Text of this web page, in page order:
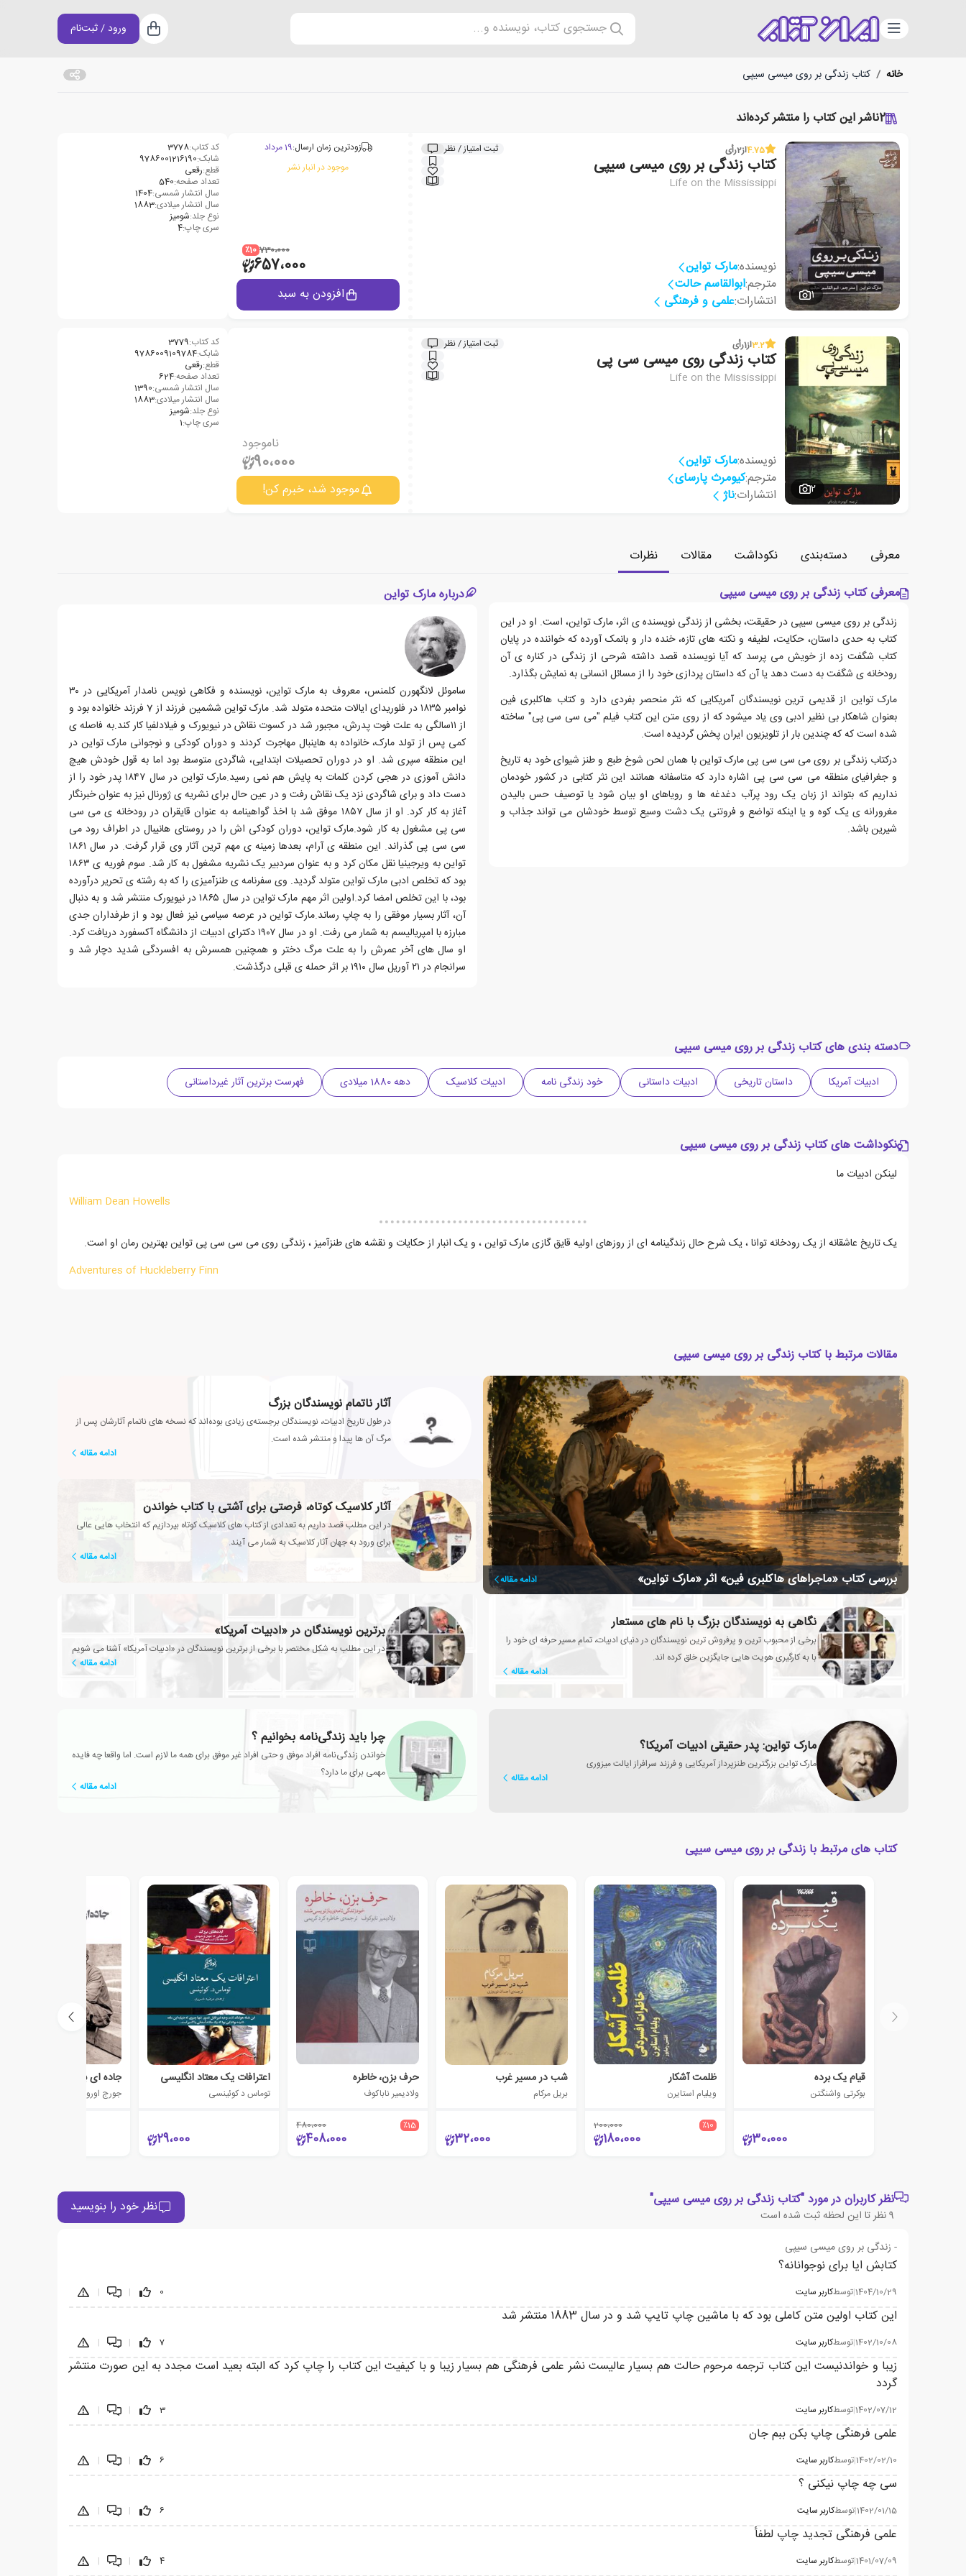
دسته‌بندی جستجوی کتاب، نویسنده و... سبد خرید
ورود / ثبت‌نام
خانه / کتاب زندگی بر روی میسی سیپی
2ناشر این کتاب را منتشر کرده‌اند
1
4.75از2رأی ثبت امتیاز / نظر
کتاب زندگی بر روی میسی سیپی
Life on the Mississippi
نویسنده:مارک تواین
مترجم:ابوالقاسم حالت
انتشارات:علمی و فرهنگی
زودترین زمان ارسال:19 مرداد
موجود در انبار نشر
730،000 ٪10
657،000
افزودن به سبد
کد کتاب:3778
شابک:9786001216190
قطع:رقعی
تعداد صفحه:540
سال انتشار شمسی:1404
سال انتشار میلادی:1883
نوع جلد:شومیز
سری چاپ:4
2
3.2از1رأی ثبت امتیاز / نظر
کتاب زندگی روی میسی سی پی
Life on the Mississippi
نویسنده:مارک تواین
مترجم:کیومرث پارسای
انتشارات:ناژ
ناموجود
90،000
موجود شد، خبرم کن!
کد کتاب:3779
شابک:9786009109784
قطع:رقعی
تعداد صفحه:624
سال انتشار شمسی:1390
سال انتشار میلادی:1883
نوع جلد:شومیز
سری چاپ:1
معرفی دسته‌بندی نکوداشت مقالات
نظرات
معرفی کتاب زندگی بر روی میسی سیپی
زندگی بر روی میسی سیپی در حقیقت، بخشی از زندگی نویسنده ی اثر، مارک تواین، است. او در این
کتاب به حدی داستان، حکایت، لطیفه و نکته های تازه، خنده دار و بانمک آورده که خواننده در پایان
کتاب شگفت زده از خویش می پرسد که آیا نویسنده قصد داشته شرحی از زندگی در کناره ی آن
رودخانه ی شگفت به دست دهد یا آن که داستان پردازی خود را از مسائل انسانی به نمایش بگذارد.
مارک تواین از قدیمی ترین نویسندگان آمریکایی که نثر منحصر بفردی دارد و کتاب هاکلبری فین
بعنوان شاهکار بی نظیر ادبی وی یاد میشود که از روی متن این کتاب فیلم "می سی سی پی" ساخته
شده است که که چندین بار از تلویزیون ایران پخش گردیده است.
درکتاب زندگی بر روی می سی سی پی مارک تواین با همان لحن شوخ طبع و طنز شیوای خود به تاریخ
و جغرافیای منطقه می سی سی پی اشاره دارد که متاسفانه همانند این نثر کتابی در کشور خودمان
نداریم که بتواند از زبان یک رود پرآب دغدغه ها و رویاهای او بیان شود یا توصیف حس بالیدن
مغرورانه ی یک کوه و یا اینکه تواضع و فروتنی یک دشت وسیع توسط خودشان می تواند جذاب و
شیرین باشد.
درباره مارک تواین
ساموئل لانگهورن کلمنس، معروف به مارک تواین، نویسنده و فکاهی نویس نامدار آمریکایی در ۳۰
نوامبر ۱۸۳۵ در فلوریدای ایالات متحده متولد شد. مارک تواین ششمین فرزند از 7 فرزند خانواده بود و
از ۱۱سالگی به علت فوت پدرش، مجبور شد در کسوت نقاش در نیویورک و فیلادلفیا کار کند.به فاصله ی
کمی پس از تولد مارک، خانواده به هاینبال مهاجرت کردند و دوران کودکی و نوجوانی مارک تواین در
این منطقه سپری شد. او در دوران تحصیلات ابتدایی، شاگردی متوسط بود اما به قول خودش هیچ
دانش آموزی در هجی کردن کلمات به پایش هم نمی رسید.مارک تواین در سال ۱۸۴۷ پدر خود را از
دست داد و برای شاگردی نزد یک نقاش رفت و در عین حال برای نشریه ی ژورنال نیز به عنوان خبرنگار
آغاز به کار کرد. او از سال ۱۸۵۷ موفق شد با اخذ گواهینامه به عنوان قایقران در رودخانه ی می سی
سی پی مشغول به کار شود.مارک تواین، دوران کودکی اش را در روستای هانیبال در اطراف رود می
سی سی پی گذراند. این منطقه ی آرام، بعدها زمینه ی مهم ترین آثار وی قرار گرفت. در سال ۱۸۶۱
تواین به ویرجینیا نقل مکان کرد و به عنوان سردبیر یک نشریه مشغول به کار شد. سوم فوریه ی ۱۸۶۳
بود که تخلص ادبی مارک تواین متولد گردید. وی سفرنامه ی طنزآمیزی را که به رشته ی تحریر درآورده
بود، با این تخلص امضا کرد.اولین اثر مهم مارک تواین در سال ۱۸۶۵ در نیویورک منتشر شد و به دنبال
آن، آثار بسیار موفقی را به چاپ رساند.مارک تواین در عرصه سیاسی نیز فعال بود و از طرفداران جدی
مبارزه با امپریالیسم به شمار می رفت. او در سال ۱۹۰۷ دکترای ادبیات از دانشگاه آکسفورد دریافت کرد.
او سال های آخر عمرش را به علت مرگ دختر و همچنین همسرش به افسردگی شدید دچار شد و
سرانجام در ۲۱ آوریل سال ۱۹۱۰ بر اثر حمله ی قبلی درگذشت.
دسته بندی های کتاب زندگی بر روی میسی سیپی
ادبیات آمریکا داستان تاریخی ادبیات داستانی خود زندگی نامه ادبیات کلاسیک دهه 1880 میلادی فهرست برترین آثار غیرداستانی
نکوداشت های کتاب زندگی بر روی میسی سیپی
لینکن ادبیات ما
William Dean Howells
یک تاریخ عاشقانه از یک رودخانه توانا ، یک شرح حال زندگینامه ای از روزهای اولیه قایق گازی مارک تواین ، و یک انبار از حکایات و نقشه های طنزآمیز ، زندگی روی می سی سی پی تواین بهترین رمان او است.
Adventures of Huckleberry Finn
مقالات مرتبط با کتاب زندگی بر روی میسی سیپی
بررسی کتاب «ماجراهای هاکلبری فین» اثر «مارک تواین» ادامه مقاله
آثار ناتمام نویسندگان بزرگ
در طول تاریخ ادبیات، نویسندگان برجسته‌ی زیادی بوده‌اند که نسخه های ناتمام آثارشان پس از
مرگ آن ها پیدا و منتشر شده است.
ادامه مقاله
آثار کلاسیک کوتاه، فرصتی برای آشتی با کتاب خواندن
در این مطلب قصد داریم به تعدادی از کتاب های کلاسیک کوتاه بپردازیم که انتخاب هایی عالی
برای ورود به جهان آثار کلاسیک به شمار می آیند.
ادامه مقاله
نگاهی به نویسندگان بزرگ با نام های مستعار
برخی از محبوب ترین و پرفروش ترین نویسندگان در دنیای ادبیات، تمام مسیر حرفه ای خود را
با به کارگیری هویت هایی جایگزین خلق کرده اند.
ادامه مقاله
برترین نویسندگان در «ادبیات آمریکا»
در این مطلب به شکل مختصر با برخی از برترین نویسندگان در «ادبیات آمریکا» آشنا می شویم
ادامه مقاله
مارک تواین: پدر حقیقی ادبیات آمریکا؟
مارک تواین بزرگترین طنزپرداز آمریکایی و فرزند سرافراز ایالت میزوری
ادامه مقاله
چرا باید زندگی‌نامه بخوانیم ؟
خواندن زندگی‌نامه افراد موفق و حتی افراد غیر موفق برای همه ما لازم است. اما واقعا چه فایده
مهمی برای ما دارد؟
ادامه مقاله
کتاب های مرتبط با زندگی بر روی میسی سیپی
قیام یک برده
بوکرتی واشنگتن
30،000
ظلمت آشکار
ویلیام استایرن
٪10 200،000
180،000
شب در مسیر غرب
بریل مرکام
32،000
حرف بزن، خاطره
ولادیمیر ناباکوف
٪15 480،000
408،000
اعترافات یک معتاد انگلیسی
توماس د کوئینسی
29،000
جاده ای به اسکله ویگان
جورج اورول
نظر کاربران در مورد "کتاب زندگی بر روی میسی سیپی"
9نظر تا این لحظه ثبت شده است نظر خود را بنویسید
- زندگی بر روی میسی سیپی
کتابش ایا برای نوجوانانه؟
1404/10/29
|توسطکاربر سایت 0
|
|
این کتاب اولین متن کاملی بود که با ماشین چاپ تایپ شد و در سال ۱883 منتشر شد
1402/10/08
|توسطکاربر سایت 7
|
|
زیبا و خواندنیست این کتاب ترجمه مرحوم حالت هم بسیار عالیست نشر علمی فرهنگی هم بسیار زیبا و با کیفیت این کتاب را چاپ کرد که البته بعید است مجدد به این صورت منتشر
گردد
1402/07/12
|توسطکاربر سایت 3
|
|
علمی فرهنگی چاپ بکن ببم جان
1402/02/10
|توسطکاربر سایت 6
|
|
سی چه چاپ نیکنی ؟
1402/01/15
|توسطکاربر سایت 6
|
|
علمی فرهنگی تجدید چاپ لطفأ
1401/07/09
|توسطکاربر سایت 4
|
|